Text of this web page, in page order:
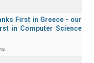
First in Greece - our
in Computer Science